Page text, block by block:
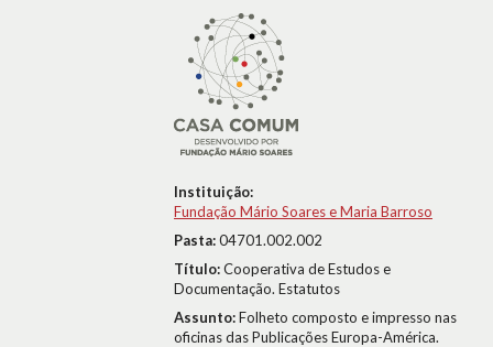
Instituição:
Fundação Mário Soares e Maria Barroso
Pasta:04701.002.002
Título:Cooperativa de Estudos e
Documentação. Estatutos
Assunto:Folheto composto e impresso nas
oficinas das Publicações Europa-América.